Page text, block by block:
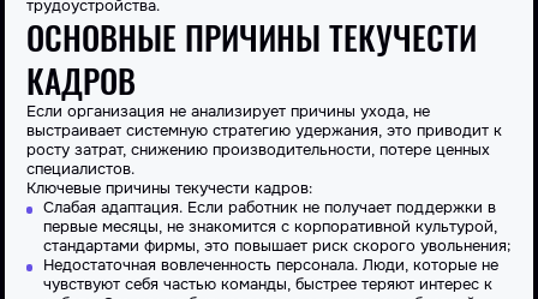
трудоустройства.
ОСНОВНЫЕ ПРИЧИНЫ ТЕКУЧЕСТИ
КАДРОВ
Если организация не анализирует причины ухода, не
выстраивает системную стратегию удержания, это приводит к
росту затрат, снижению производительности, потере ценных
специалистов.
Ключевые причины текучести кадров:
Слабая адаптация. Если работник не получает поддержки в
первые месяцы, не знакомится с корпоративной культурой,
стандартами фирмы, это повышает риск скорого увольнения;
Недостаточная вовлеченность персонала. Люди, которые не
чувствуют себя частью команды, быстрее теряют интерес к